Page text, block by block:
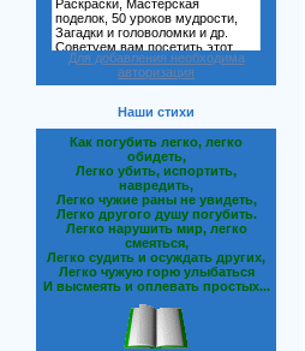
Для добавления необходима
авторизация
Наши стихи
Как погубить легко, легко
обидеть,
Легко убить, испортить,
навредить,
Легко чужие раны не увидеть,
Легко другого душу погубить.
Легко нарушить мир, легко
смеяться,
Легко судить и осуждать других,
Легко чужую горю улыбаться
И высмеять и оплевать простых...